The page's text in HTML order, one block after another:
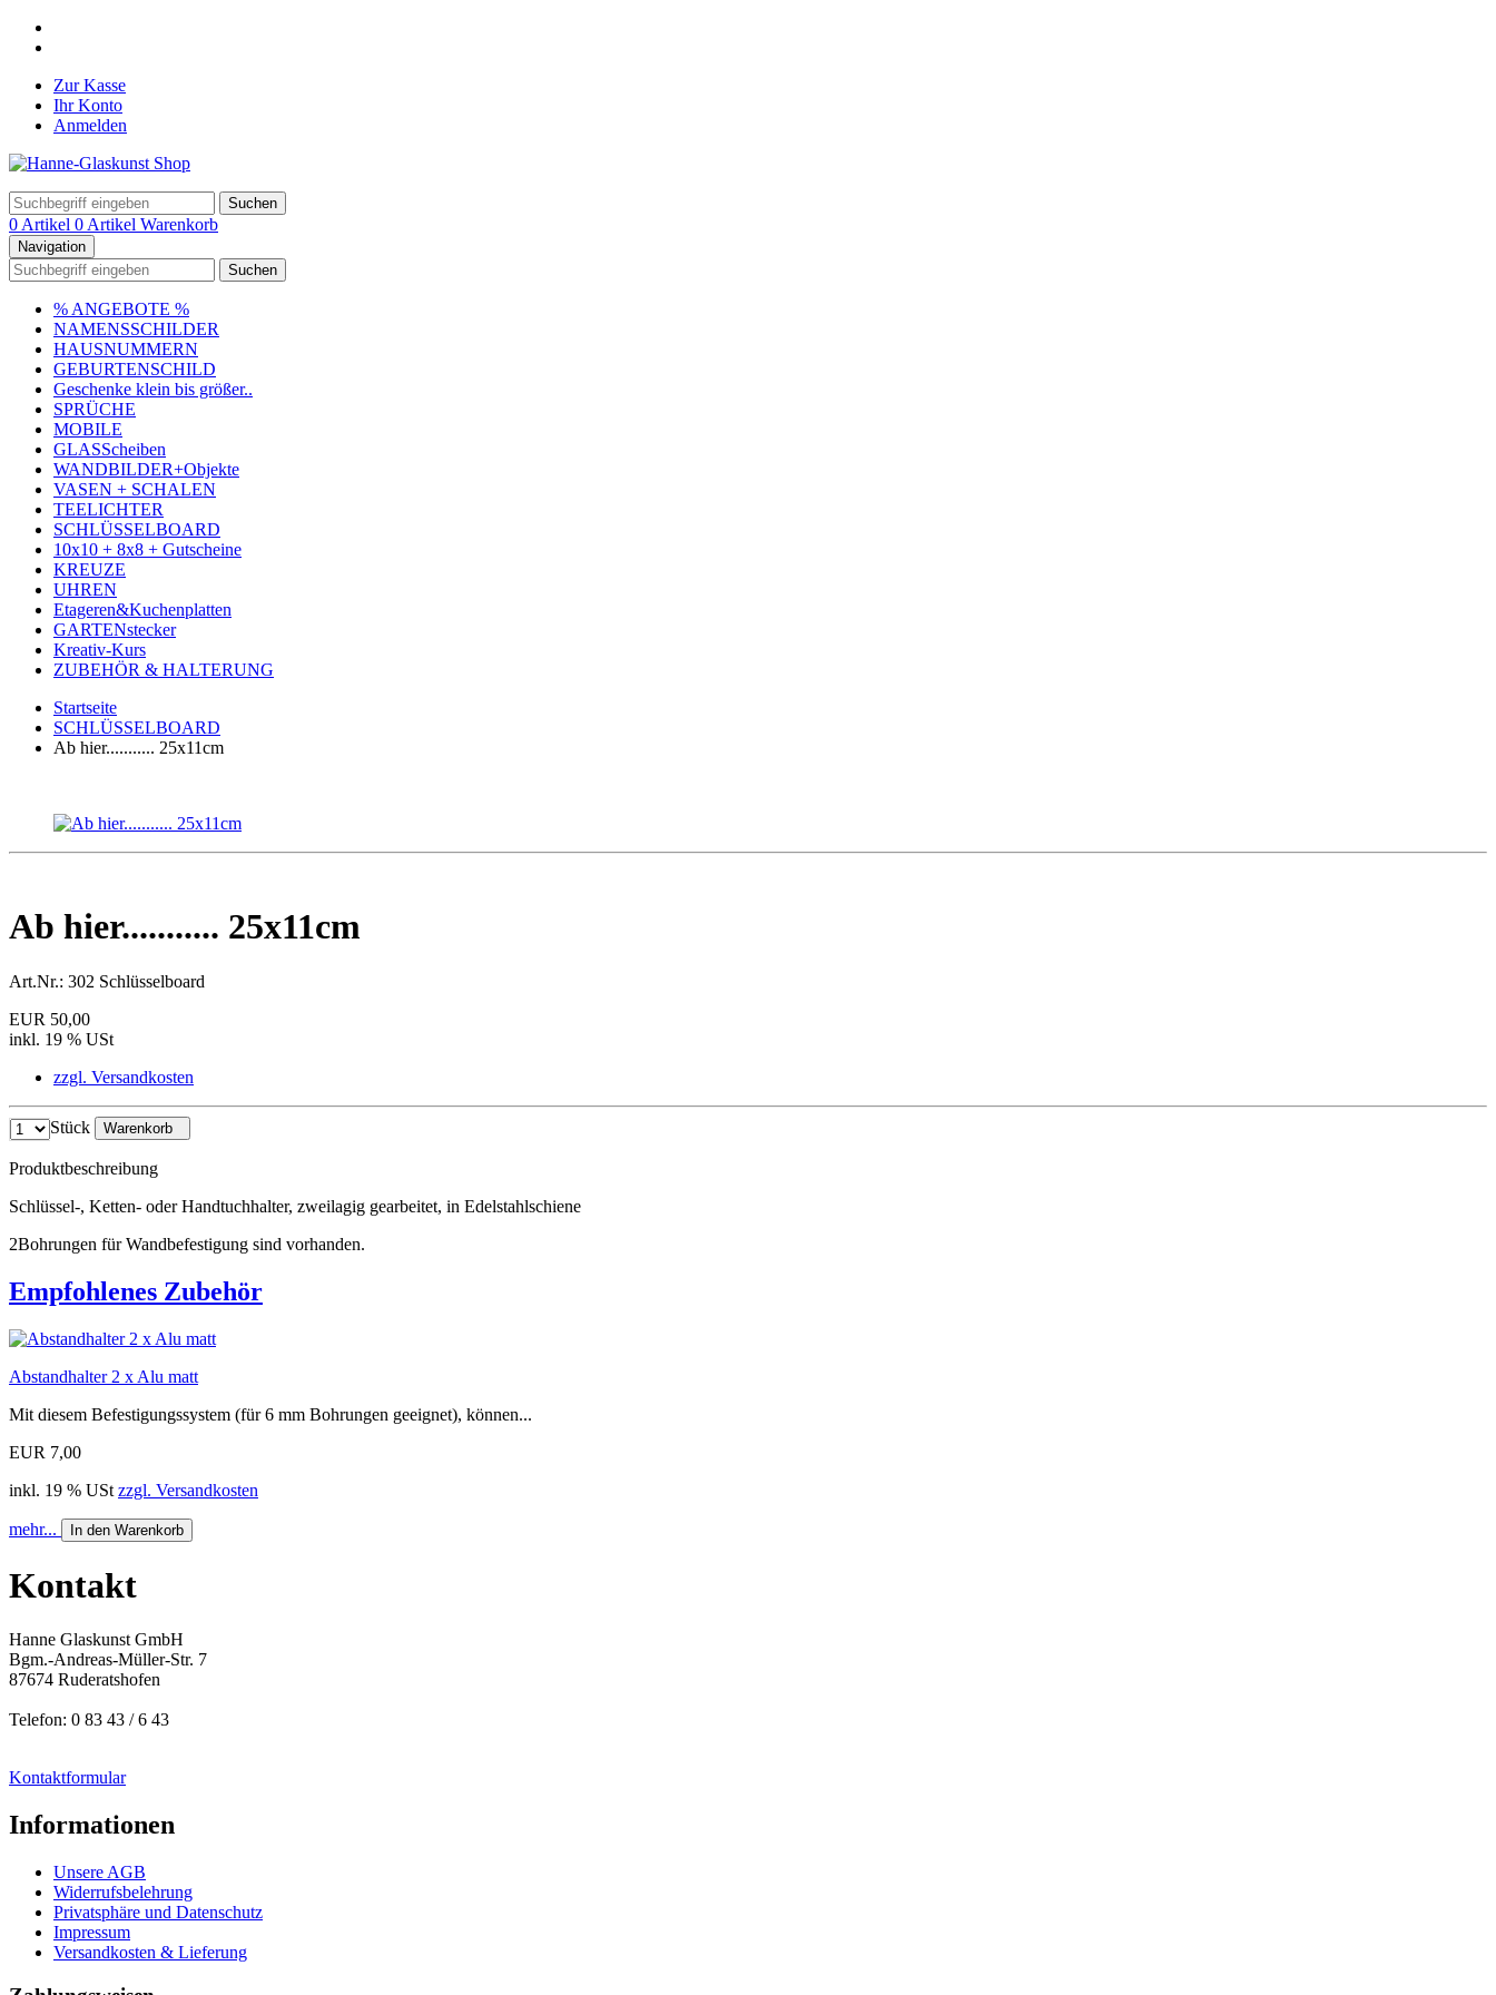
Zur Kasse
Ihr Konto
Anmelden
Suchen
0 Artikel 0 Artikel Warenkorb
Navigation
Suchen
% ANGEBOTE %
NAMENSSCHILDER
HAUSNUMMERN
GEBURTENSCHILD
Geschenke klein bis größer..
SPRÜCHE
MOBILE
GLASScheiben
WANDBILDER+Objekte
VASEN + SCHALEN
TEELICHTER
SCHLÜSSELBOARD
10x10 + 8x8 + Gutscheine
KREUZE
UHREN
Etageren&Kuchenplatten
GARTENstecker
Kreativ-Kurs
ZUBEHÖR & HALTERUNG
Startseite
SCHLÜSSELBOARD
Ab hier........... 25x11cm
Ab hier........... 25x11cm
Art.Nr.: 302 Schlüsselboard
EUR 50,00
inkl. 19 % USt
zzgl. Versandkosten
Stück Warenkorb
Produktbeschreibung
Schlüssel-, Ketten- oder Handtuchhalter, zweilagig gearbeitet, in Edelstahlschiene
2Bohrungen für Wandbefestigung sind vorhanden.
Empfohlenes Zubehör
Abstandhalter 2 x Alu matt
Mit diesem Befestigungssystem (für 6 mm Bohrungen geeignet), können...
EUR 7,00
inkl. 19 % USt zzgl. Versandkosten
mehr... In den Warenkorb
Kontakt
Hanne Glaskunst GmbH
Bgm.-Andreas-Müller-Str. 7
87674 Ruderatshofen
Telefon: 0 83 43 / 6 43
Kontaktformular
Informationen
Unsere AGB
Widerrufsbelehrung
Privatsphäre und Datenschutz
Impressum
Versandkosten & Lieferung